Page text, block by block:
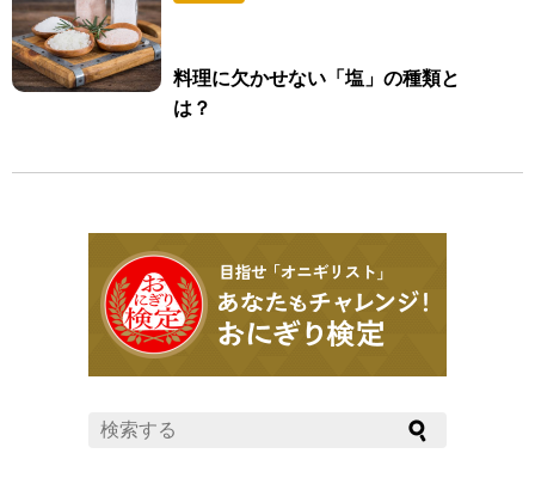
料理に欠かせない「塩」の種類と
は？